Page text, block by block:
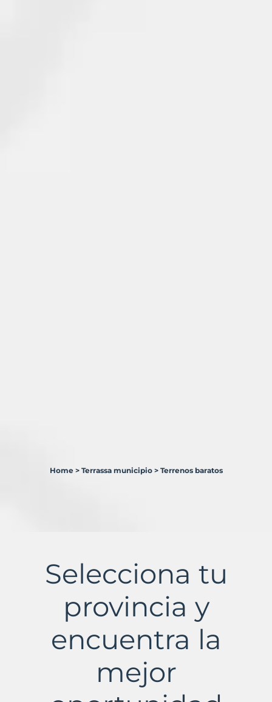
Murbalands
Home > Terrassa municipio > Terrenos baratos
Selecciona tu
provincia y
encuentra la
mejor